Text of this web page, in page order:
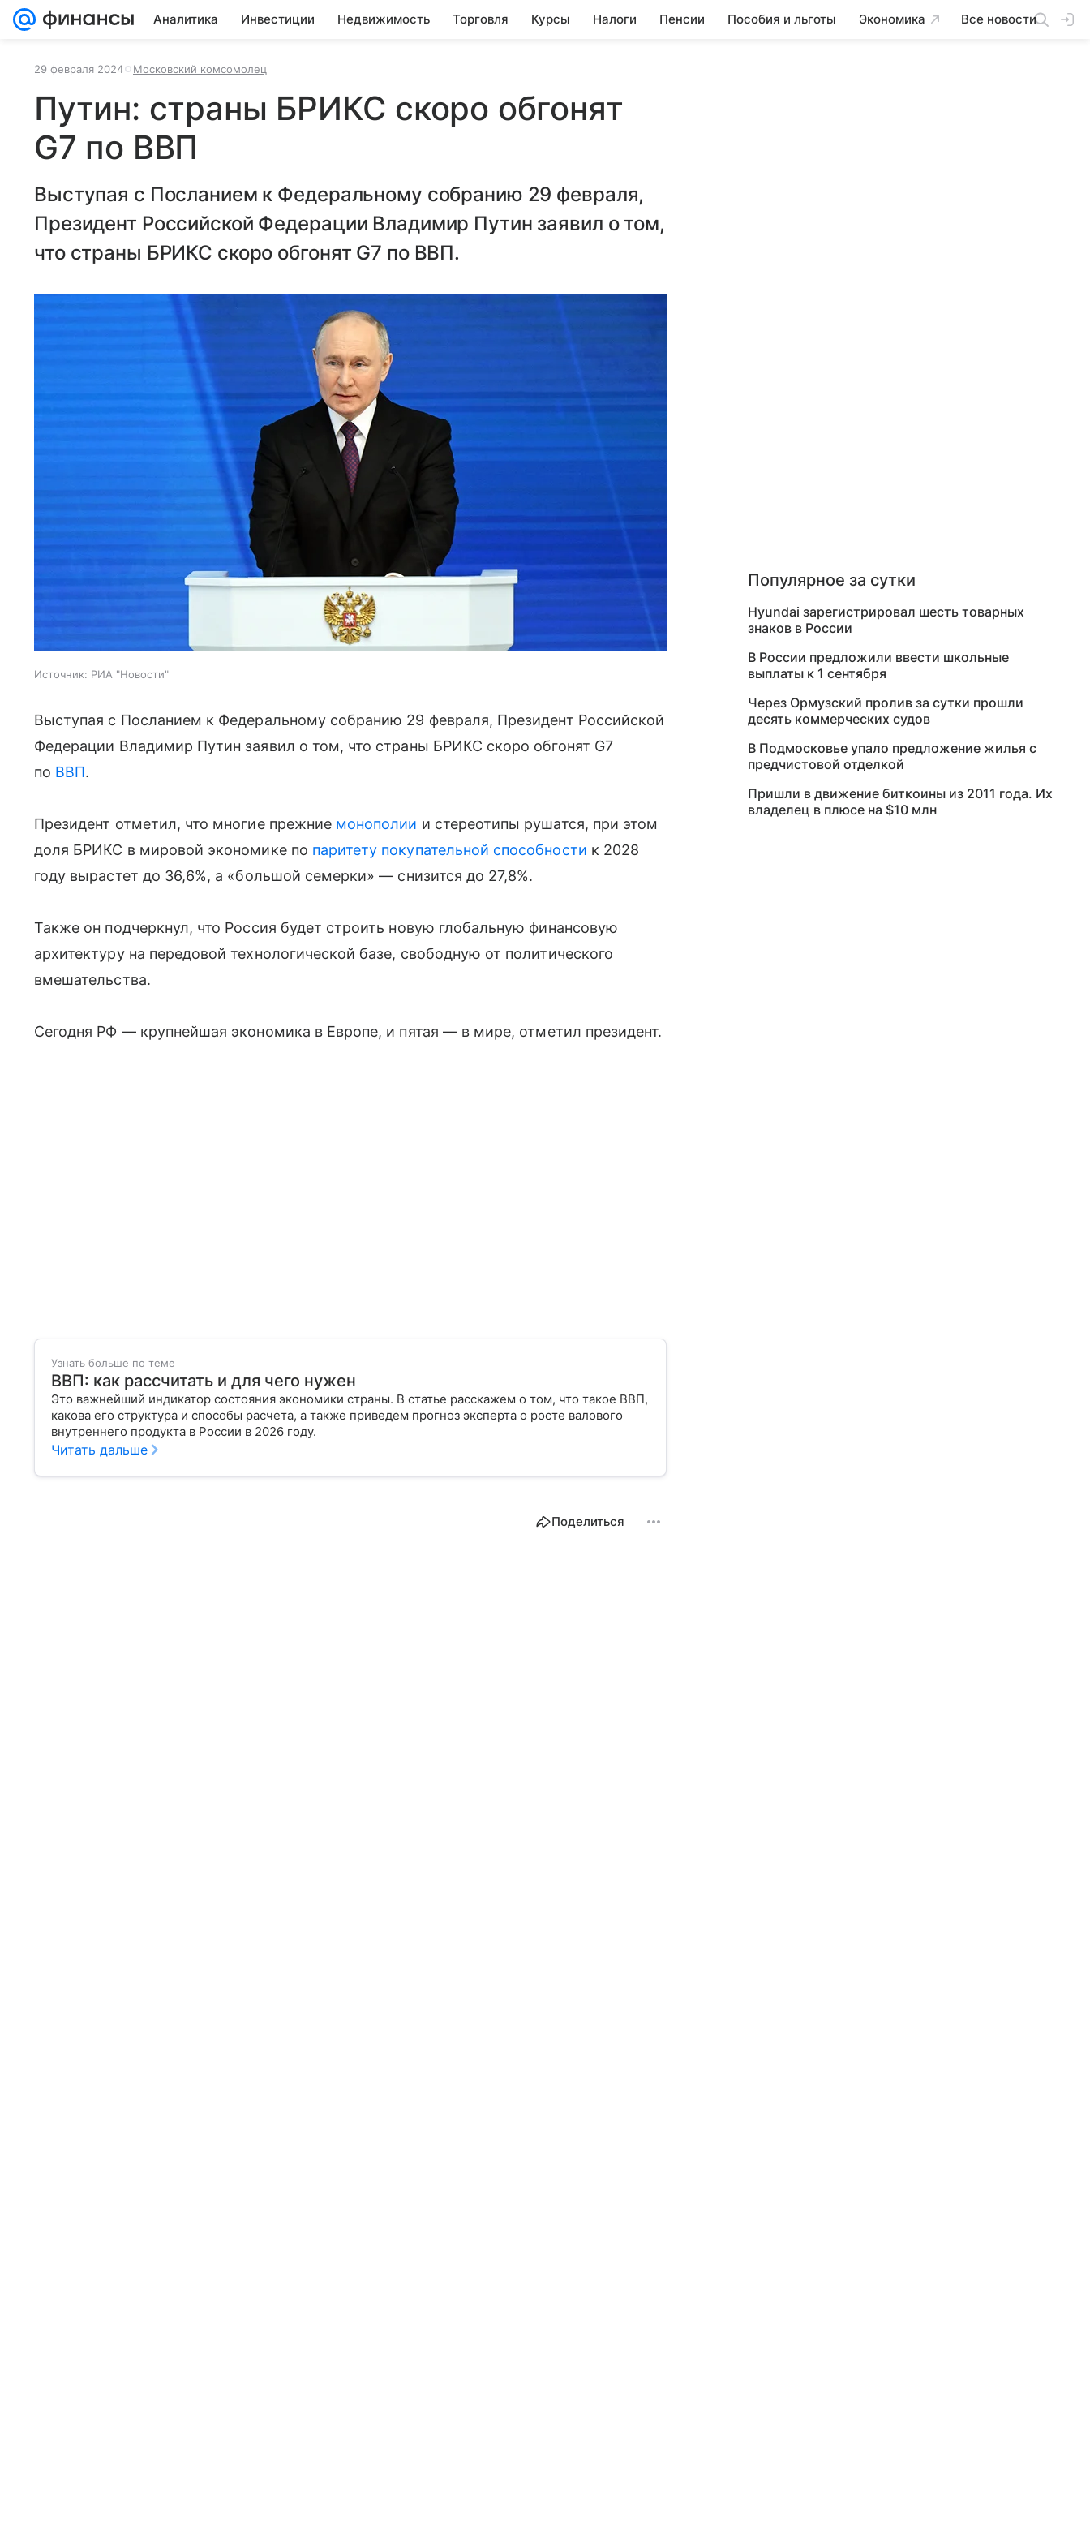
Аналитика Инвестиции Недвижимость Торговля Курсы Налоги Пенсии Пособия и льготы Экономика Все новости
29 февраля 2024 Московский комсомолец
Путин: страны БРИКС скоро обгонят
G7 по ВВП
Выступая с Посланием к Федеральному собранию 29 февраля,
Президент Российской Федерации Владимир Путин заявил о том,
что страны БРИКС скоро обгонят G7 по ВВП.
Источник: РИА "Новости"
Выступая с Посланием к Федеральному собранию 29 февраля, Президент Российской
Федерации Владимир Путин заявил о том, что страны БРИКС скоро обгонят G7
по ВВП.
Президент отметил, что многие прежние монополии и стереотипы рушатся, при этом
доля БРИКС в мировой экономике по паритету покупательной способности к 2028
году вырастет до 36,6%, а «большой семерки» — снизится до 27,8%.
Также он подчеркнул, что Россия будет строить новую глобальную финансовую
архитектуру на передовой технологической базе, свободную от политического
вмешательства.
Сегодня РФ — крупнейшая экономика в Европе, и пятая — в мире, отметил президент.
Узнать больше по теме
ВВП: как рассчитать и для чего нужен
Это важнейший индикатор состояния экономики страны. В статье расскажем о том, что такое ВВП,
какова его структура и способы расчета, а также приведем прогноз эксперта о росте валового
внутреннего продукта в России в 2026 году.
Читать дальше
Поделиться
Популярное за сутки
Hyundai зарегистрировал шесть товарных
знаков в России
В России предложили ввести школьные
выплаты к 1 сентября
Через Ормузский пролив за сутки прошли
десять коммерческих судов
В Подмосковье упало предложение жилья с
предчистовой отделкой
Пришли в движение биткоины из 2011 года. Их
владелец в плюсе на $10 млн